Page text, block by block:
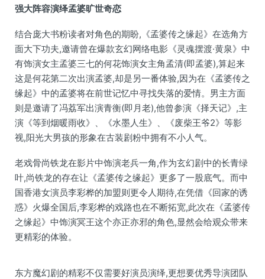
强大阵容演绎孟婆旷世奇恋
结合庞大书粉读者对角色的期盼,《孟婆传之缘起》在选角方
面大下功夫,邀请曾在爆款玄幻网络电影《灵魂摆渡·黄泉》中
有饰演女主孟婆三七的何花饰演女主角孟清(即孟婆),算起来
这是何花第二次出演孟婆,却是另一番体验,因为在《孟婆传之
缘起》中的孟婆将在前世记忆中寻找失落的爱情。男主方面
则是邀请了冯荔军出演青衡(即月老),他曾参演《择天记》,主
演《等到烟暖雨收》、《水墨人生》、《废柴王爷2》等影
视,阳光大男孩的形象在古装剧粉中拥有不小人气。
老戏骨尚铁龙在影片中饰演老兵一角,作为玄幻剧中的长青绿
叶,尚铁龙的存在让《孟婆传之缘起》更多了一股底气。而中
国香港女演员李彩桦的加盟则更令人期待,在凭借《回家的诱
惑》火爆全国后,李彩桦的戏路也在不断拓宽,此次在《孟婆传
之缘起》中饰演冥王这个亦正亦邪的角色,显然会给观众带来
更精彩的体验。
东方魔幻剧的精彩不仅需要好演员演绎,更想要优秀导演团队